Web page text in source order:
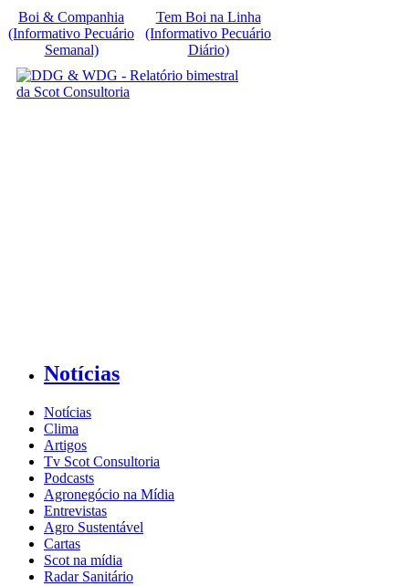
Boi & Companhia
(Informativo Pecuário
Semanal)
Tem Boi na Linha
(Informativo Pecuário
Diário)
Notícias
Notícias
Clima
Artigos
Tv Scot Consultoria
Podcasts
Agronegócio na Mídia
Entrevistas
Agro Sustentável
Cartas
Scot na mídia
Radar Sanitário